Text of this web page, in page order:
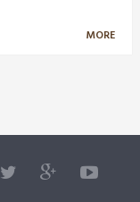
MORE